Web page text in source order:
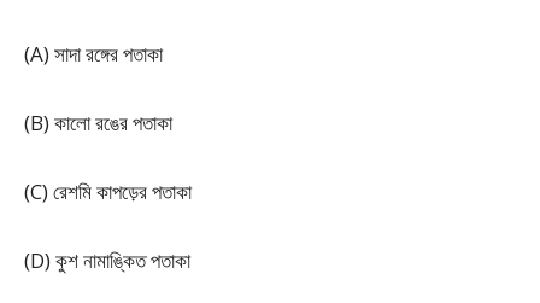
(A) সাদা রঙ্গের পতাকা
(B) কালো রঙের পতাকা
(C) রেশমি কাপড়ের পতাকা
(D) কুশ নামাঙ্কিত পতাকা